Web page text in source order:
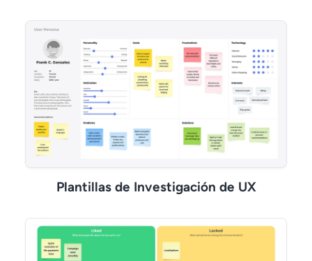
Plantillas de Investigación de UX